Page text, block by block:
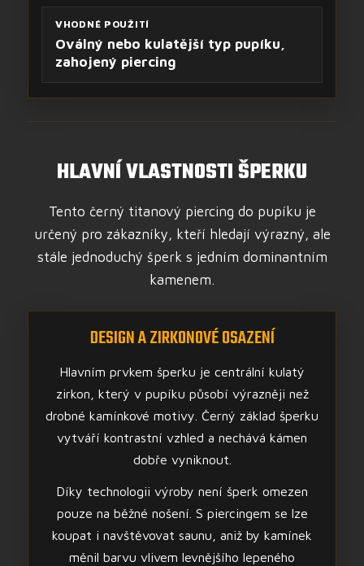
VHODNÉ POUŽITÍ
Oválný nebo kulatější typ pupíku,
zahojený piercing
HLAVNÍ VLASTNOSTI ŠPERKU
Tento černý titanový piercing do pupíku je
určený pro zákazníky, kteří hledají výrazný, ale
stále jednoduchý šperk s jedním dominantním
kamenem.
DESIGN A ZIRKONOVÉ OSAZENÍ
Hlavním prvkem šperku je centrální kulatý
zirkon, který v pupíku působí výrazněji než
drobné kamínkové motivy. Černý základ šperku
vytváří kontrastní vzhled a nechává kámen
dobře vyniknout.
Díky technologii výroby není šperk omezen
pouze na běžné nošení. S piercingem se lze
koupat i navštěvovat saunu, aniž by kamínek
měnil barvu vlivem levnějšího lepeného